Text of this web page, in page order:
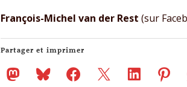
François-Michel van der Rest (sur
Partager et imprimer